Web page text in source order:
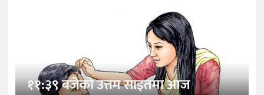
११:३९ बजेको उत्तम साइतमा आज